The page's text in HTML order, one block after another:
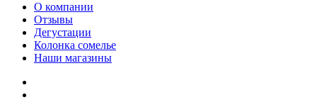
О компании
Отзывы
Дегустации
Колонка сомелье
Наши магазины